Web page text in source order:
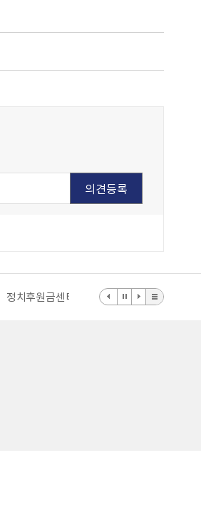
정치후원금센터 부동산거래질서교란